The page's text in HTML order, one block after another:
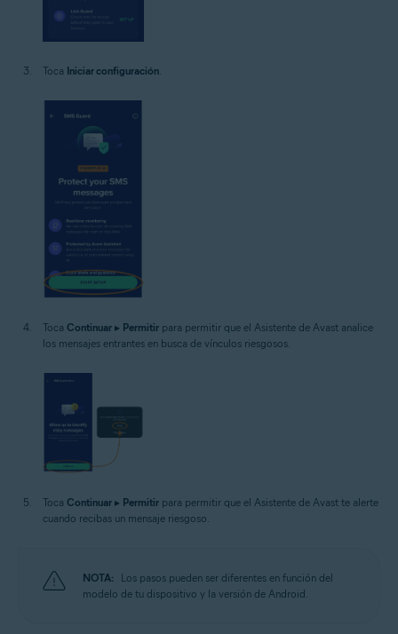
Toca Iniciar configuración.
Toca Continuar ▸ Permitir para permitir que el Asistente de Avast analice
los mensajes entrantes en busca de vínculos riesgosos.
Toca Continuar ▸ Permitir para permitir que el Asistente de Avast te alerte
cuando recibas un mensaje riesgoso.
NOTA:
Los pasos pueden ser diferentes en función del
modelo de tu dispositivo y la versión de Android.